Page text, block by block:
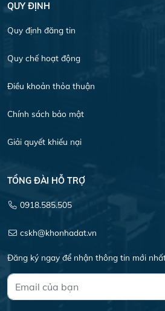
QUY ĐỊNH
Quy định đăng tin
Quy chế hoạt động
Điều khoản thỏa thuận
Chính sách bảo mật
Giải quyết khiếu nại
TỔNG ĐÀI HỖ TRỢ
0918.585.505
cskh@khonhadat.vn
Đăng ký ngay để nhận thông tin mới